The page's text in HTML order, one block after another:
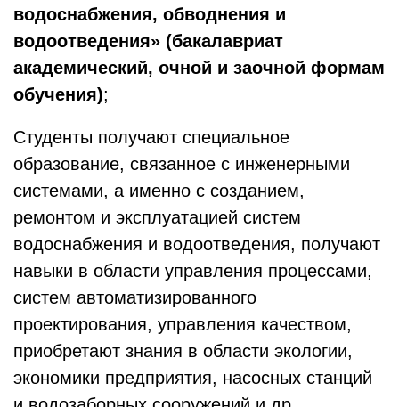
водоснабжения, обводнения и
водоотведения» (бакалавриат
академический, очной и заочной формам
обучения);
Студенты получают специальное
образование, связанное с инженерными
системами, а именно с созданием,
ремонтом и эксплуатацией систем
водоснабжения и водоотведения, получают
навыки в области управления процессами,
систем автоматизированного
проектирования, управления качеством,
приобретают знания в области экологии,
экономики предприятия, насосных станций